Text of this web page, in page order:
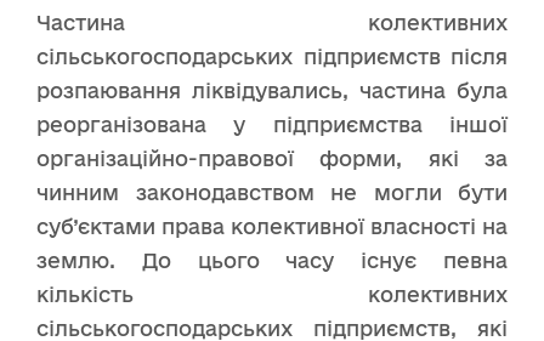
Частина колективних
сільськогосподарських підприємств після
розпаювання ліквідувались, частина була
реорганізована у підприємства іншої
організаційно-правової форми, які за
чинним законодавством не могли бути
суб’єктами права колективної власності на
землю. До цього часу існує певна
кількість колективних
сільськогосподарських підприємств, які